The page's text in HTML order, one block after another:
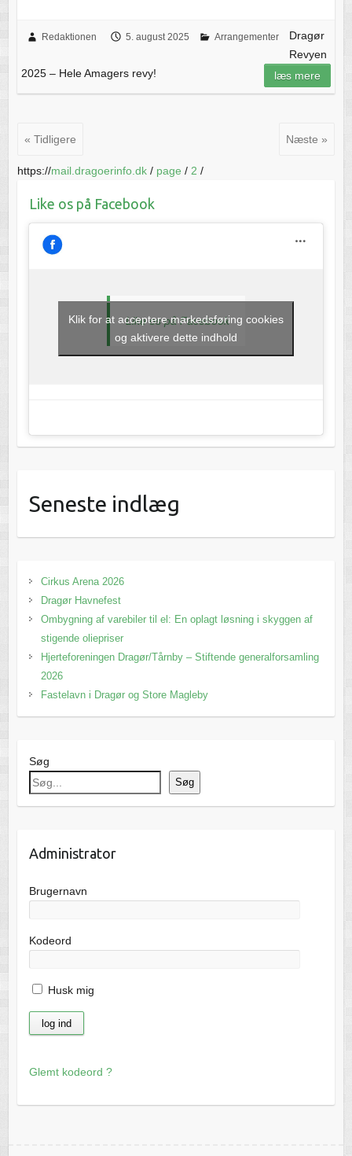
Redaktionen 5. august 2025 Arrangementer
Dragør
Revyen
2025 – Hele Amagers revy!
læs mere
« Tidligere Næste »
https://mail.dragoerinfo.dk/ page / 2 /
Like os på Facebook
Like os på Facebook
Klik for at acceptere markedsføring cookies
og aktivere dette indhold
Seneste indlæg
Cirkus Arena 2026
Dragør Havnefest
Ombygning af varebiler til el: En oplagt løsning i skyggen af
stigende oliepriser
Hjerteforeningen Dragør/Tårnby – Stiftende generalforsamling
2026
Fastelavn i Dragør og Store Magleby
Søg
Søg
Administrator
Brugernavn
Kodeord
Husk mig
Glemt kodeord ?